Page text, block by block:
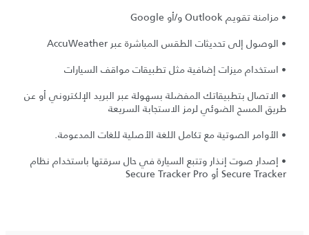
• مزامنة تقويم Outlook و/أو Google
• الوصول إلى تحديثات الطقس المباشرة عبر AccuWeather
• استخدام ميزات إضافية مثل تطبيقات مواقف السيارات
• الاتصال بتطبيقاتك المفضلة بسهولة عبر البريد الإلكتروني أو عن
طريق المسح الضوئي لرمز الاستجابة السريعة
• الأوامر الصوتية مع تكامل اللغة الأصلية للغات المدعومة.
• إصدار صوت إنذار وتتبع السيارة في حال سرقتها باستخدام نظام
Secure Tracker أو Secure Tracker Pro